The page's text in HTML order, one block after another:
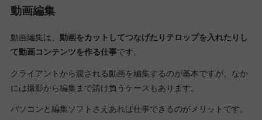
動画編集
動画編集は、 動画をカットしてつなげたりテロップを入れたりし
て動画コンテンツを作る仕事です。
クライアントから渡される動画を編集するのが基本ですが、なか
には撮影から編集まで請け負うケースもあります。
パソコンと編集ソフトさえあれば仕事できるのがメリットです。